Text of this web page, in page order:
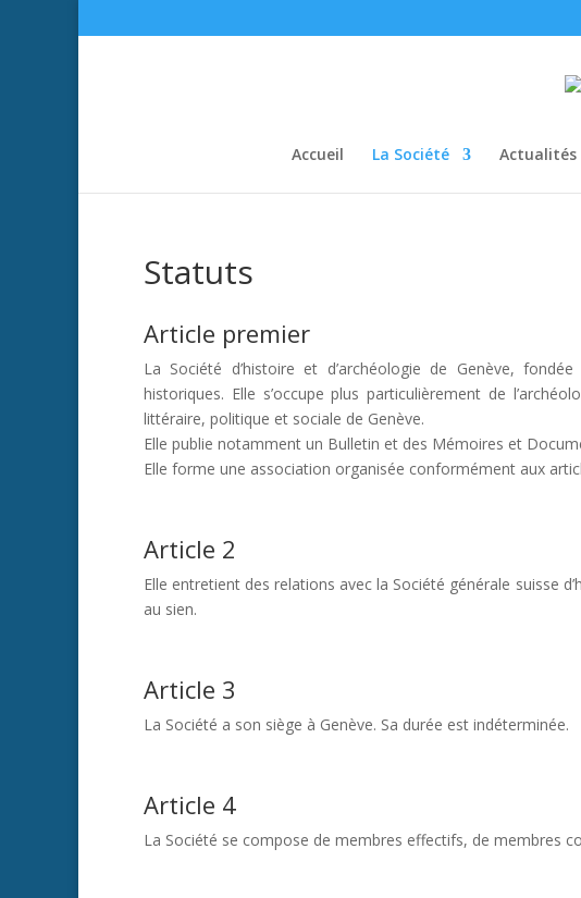
Accueil La Société Actualités
Statuts
Article premier
La Société d’histoire et d’archéologie de Genève,
historiques. Elle s’occupe plus particulièrement de
littéraire, politique et sociale de Genève.
Elle publie notamment un Bulletin et des Mémoires et
Elle forme une association organisée conformément aux
Article 2
Elle entretient des relations avec la Société générale suisse
au sien.
Article 3
La Société a son siège à Genève. Sa durée est indéterminée.
Article 4
La Société se compose de membres effectifs, de membres